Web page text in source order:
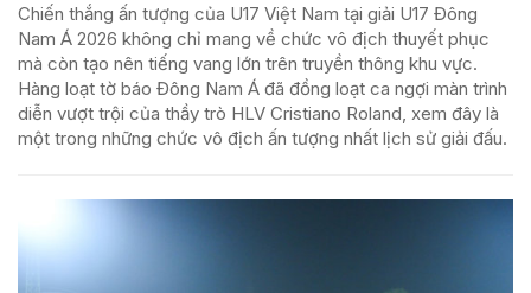
Chiến thắng ấn tượng của U17 Việt Nam tại giải U17 Đông
Nam Á 2026 không chỉ mang về chức vô địch thuyết phục
mà còn tạo nên tiếng vang lớn trên truyền thông khu vực.
Hàng loạt tờ báo Đông Nam Á đã đồng loạt ca ngợi màn trình
diễn vượt trội của thầy trò HLV Cristiano Roland, xem đây là
một trong những chức vô địch ấn tượng nhất lịch sử giải đấu.